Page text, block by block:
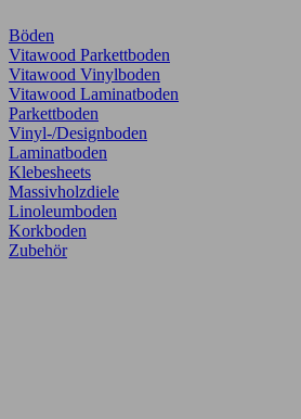
Böden
Vitawood Parkettboden
Vitawood Vinylboden
Vitawood Laminatboden
Parkettboden
Vinyl-/Designboden
Laminatboden
Klebesheets
Massivholzdiele
Linoleumboden
Korkboden
Zubehör